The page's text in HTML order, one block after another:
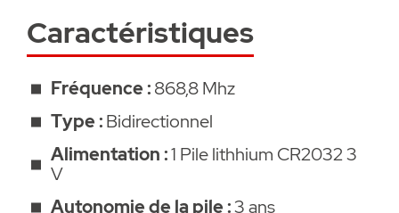
• Alarme panique
• LED de retour d’information sur la
réception des commandes
• LED d’état du système
Caractéristiques
Fréquence :868,8 Mhz
Type :Bidirectionnel
Alimentation :1 Pile lithhium CR2032 3
V
Autonomie de la pile :3 ans